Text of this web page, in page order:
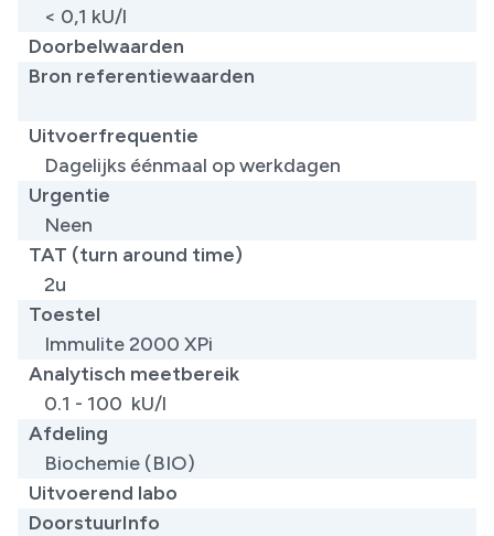
< 0,1 kU/l
Doorbelwaarden
Bron referentiewaarden
Uitvoerfrequentie
Dagelijks éénmaal op werkdagen
Urgentie
Neen
TAT (turn around time)
2u
Toestel
Immulite 2000 XPi
Analytisch meetbereik
0.1 - 100 kU/l
Afdeling
Biochemie (BIO)
Uitvoerend labo
DoorstuurInfo